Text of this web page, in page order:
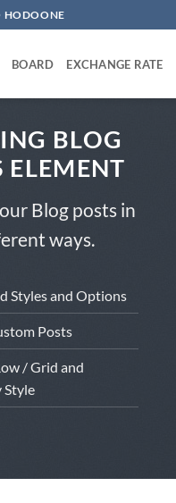
HODOONE
BOARD EXCHANGE RATE
BLOG
ELEMENT
Blog posts in
ways.
Styles and Options
Posts
/ Grid and
Style